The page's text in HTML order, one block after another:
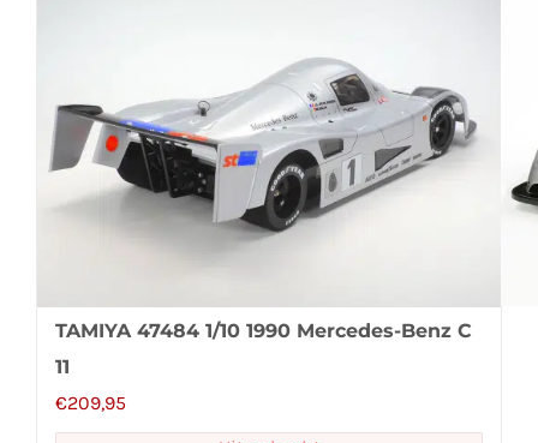
TAMIYA 47484 1/10 1990 Mercedes-Benz C
11
€209,95